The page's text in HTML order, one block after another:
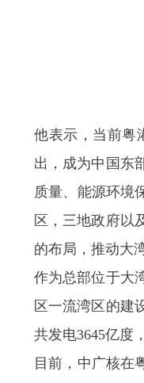
他表示，当前粤
出，成为中国东
质量、能源环境
区，三地政府以
的布局，推动大
作为总部位于大
区一流湾区的建
共发电3645亿度
目前，中广核在